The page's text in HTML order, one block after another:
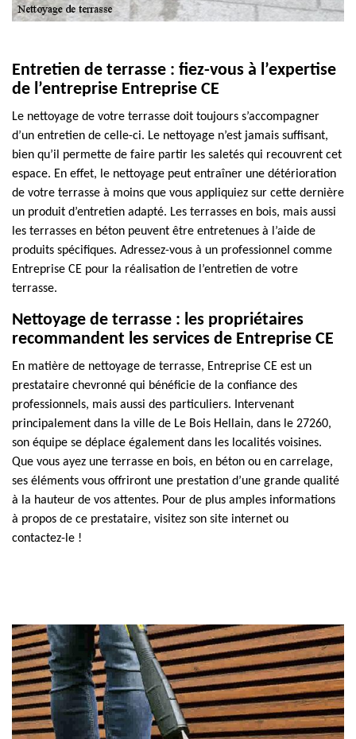
Entretien de terrasse : fiez-vous à l’expertise
de l’entreprise Entreprise CE
Le nettoyage de votre terrasse doit toujours s’accompagner
d’un entretien de celle-ci. Le nettoyage n’est jamais suffisant,
bien qu’il permette de faire partir les saletés qui recouvrent cet
espace. En effet, le nettoyage peut entraîner une détérioration
de votre terrasse à moins que vous appliquiez sur cette dernière
un produit d’entretien adapté. Les terrasses en bois, mais aussi
les terrasses en béton peuvent être entretenues à l’aide de
produits spécifiques. Adressez-vous à un professionnel comme
Entreprise CE pour la réalisation de l’entretien de votre
terrasse.
Nettoyage de terrasse : les propriétaires
recommandent les services de Entreprise CE
En matière de nettoyage de terrasse, Entreprise CE est un
prestataire chevronné qui bénéficie de la confiance des
professionnels, mais aussi des particuliers. Intervenant
principalement dans la ville de Le Bois Hellain, dans le 27260,
son équipe se déplace également dans les localités voisines.
Que vous ayez une terrasse en bois, en béton ou en carrelage,
ses éléments vous offriront une prestation d’une grande qualité
à la hauteur de vos attentes. Pour de plus amples informations
à propos de ce prestataire, visitez son site internet ou
contactez-le !